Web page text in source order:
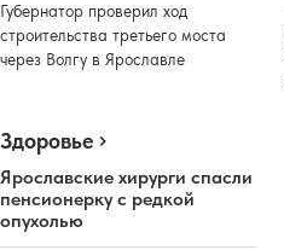
Губернатор проверил ход
строительства третьего моста
через Волгу в Ярославле
Здоровье
Ярославские хирурги спасли
пенсионерку с редкой
опухолью